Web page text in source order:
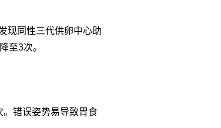
现同性三代供卵中心助
至3次。
。错误姿势易导致胃食